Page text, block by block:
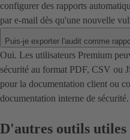
configurer des rapports
par e-mail dès qu'une nouvelle
Puis-je exporter l'audit comme
Oui. Les utilisateurs Premium
sécurité au format PDF, CSV ou
pour la documentation client ou
documentation interne de sécurité.
D'autres outils utiles